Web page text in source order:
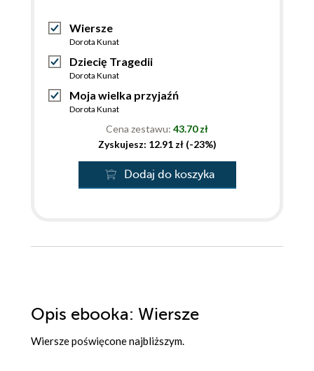
Wiersze
Dorota Kunat
Dziecię Tragedii
Dorota Kunat
Moja wielka przyjaźń
Dorota Kunat
Cena zestawu: 43.70 zł
Zyskujesz: 12.91 zł (-23%)
Dodaj do koszyka
Opis ebooka: Wiersze
Wiersze poświęcone najbliższym.